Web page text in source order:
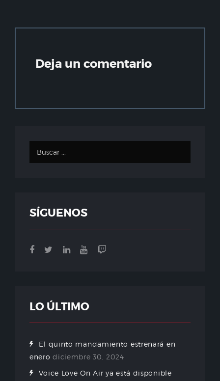
Deja un comentario
SÍGUENOS
LO ÚLTIMO
El quinto mandamiento estrenará en
enero diciembre 30, 2024
Voice Love On Air ya está disponible